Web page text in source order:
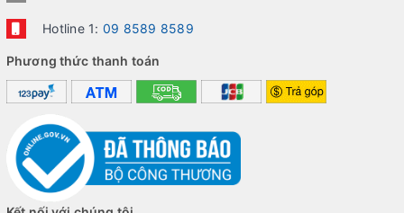
Hotline 1: 09 8589 8589
Phương thức thanh toán